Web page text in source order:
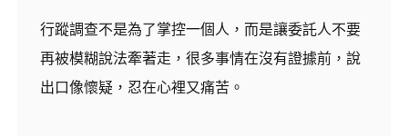
行蹤調查不是為了掌控一個人，而是讓委託人不要
再被模糊說法牽著走，很多事情在沒有證據前，說
出口像懷疑，忍在心裡又痛苦。